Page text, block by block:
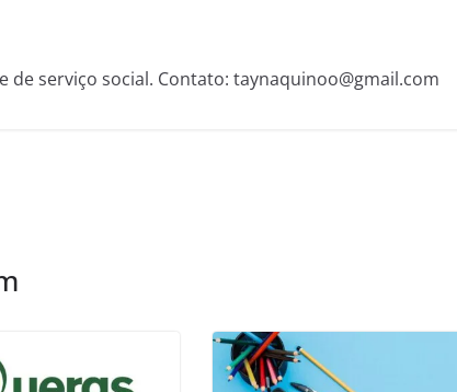
de serviço social. Contato: taynaquinoo@gmail.com